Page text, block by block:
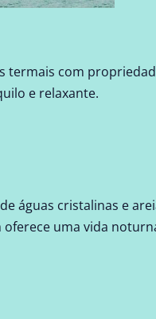
com
e relaxante.
águas cristalinas e
uma vida